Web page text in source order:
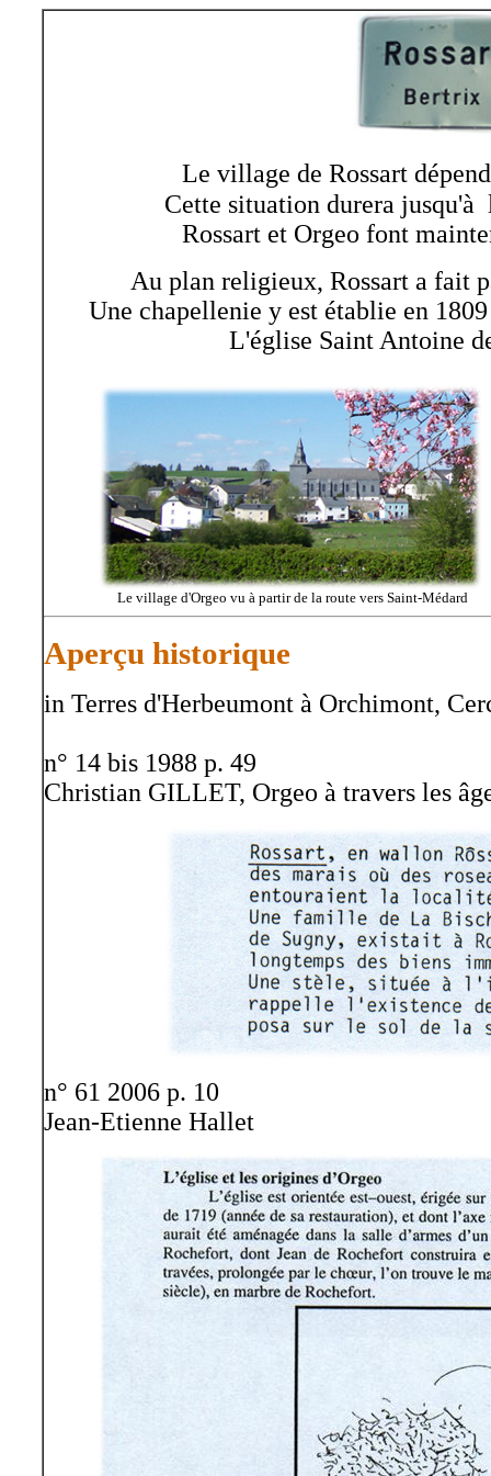
Le village de Rossart
Cette situation durera
Rossart et Orgeo font
Au plan religieux, Rossart a fait
Une chapellenie y est établie en
L'église Saint Antoine
Le village d'Orgeo vu à partir de la route vers Saint-Médard
Aperçu historique
in Terres d'Herbeumont à Orchimont,
n° 14 bis 1988 p. 49
Christian GILLET, Orgeo à travers les
n° 61 2006 p. 10
Jean-Etienne Hallet